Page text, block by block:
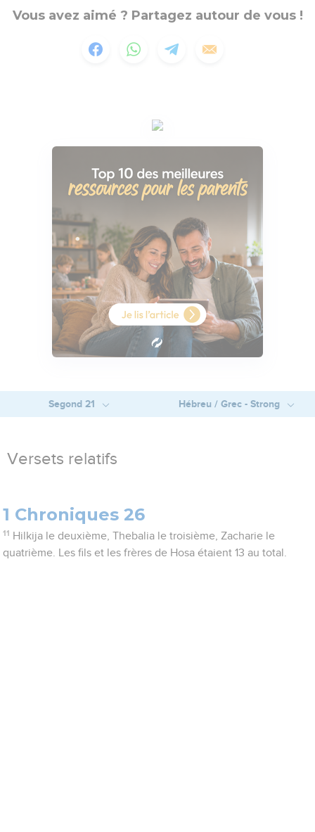
Vous avez aimé ? Partagez autour de vous !
Segond 21 Hébreu / Grec - Strong
Versets relatifs
1 Chroniques 26
11 Hilkija le deuxième, Thebalia le troisième, Zacharie le
quatrième. Les fils et les frères de Hosa étaient 13 au total.